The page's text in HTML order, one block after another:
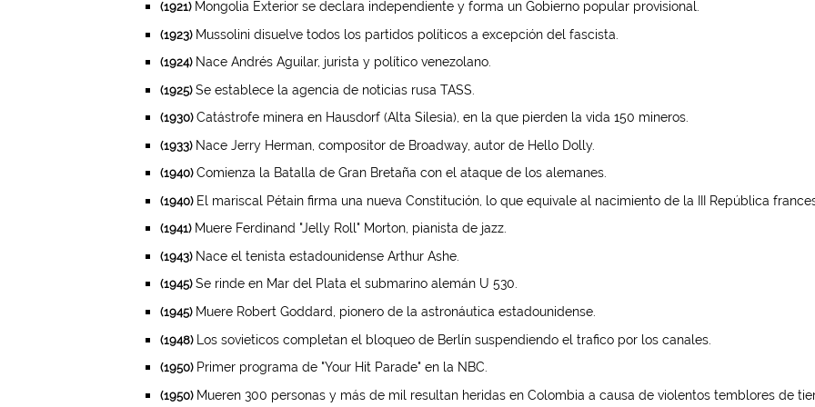
(1921)Mongolia Exterior se declara independiente y forma un Gobierno popular provisional.
(1923)Mussolini disuelve todos los partidos políticos a excepción del fascista.
(1924)Nace Andrés Aguilar, jurista y político venezolano.
(1925)Se establece la agencia de noticias rusa TASS.
(1930)Catástrofe minera en Hausdorf (Alta Silesia), en la que pierden la vida 150 mineros.
(1933)Nace Jerry Herman, compositor de Broadway, autor de Hello Dolly.
(1940)Comienza la Batalla de Gran Bretaña con el ataque de los alemanes.
(1940)El mariscal Pétain firma una nueva Constitución, lo que equivale al nacimiento de la III República
(1941)Muere Ferdinand "Jelly Roll" Morton, pianista de jazz.
(1943)Nace el tenista estadounidense Arthur Ashe.
(1945)Se rinde en Mar del Plata el submarino alemán U 530.
(1945)Muere Robert Goddard, pionero de la astronáutica estadounidense.
(1948)Los sovieticos completan el bloqueo de Berlín suspendiendo el trafico por los canales.
(1950)Primer programa de "Your Hit Parade" en la NBC.
(1950)Mueren 300 personas y más de mil resultan heridas en Colombia a causa de violentos temblores de